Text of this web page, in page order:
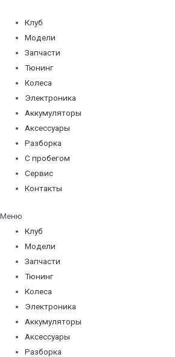
содержимому
Клуб
Модели
Запчасти
Тюнинг
Колеса
Электроника
Аккумуляторы
Аксессуары
Разборка
С пробегом
Сервис
Контакты
Меню
Клуб
Модели
Запчасти
Тюнинг
Колеса
Электроника
Аккумуляторы
Аксессуары
Разборка